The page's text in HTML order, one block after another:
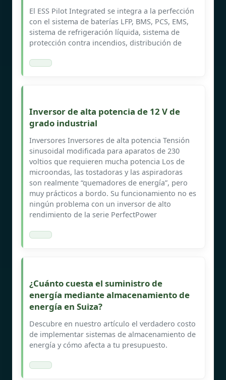
El ESS Pilot Integrated se integra a la perfección
con el sistema de baterías LFP, BMS, PCS, EMS,
sistema de refrigeración líquida, sistema de
protección contra incendios, distribución de
Inversor de alta potencia de 12 V de
grado industrial
Inversores Inversores de alta potencia Tensión
sinusoidal modificada para aparatos de 230
voltios que requieren mucha potencia Los de
microondas, las tostadoras y las aspiradoras
son realmente “quemadores de energía”, pero
muy prácticos a bordo. Su funcionamiento no es
ningún problema con un inversor de alto
rendimiento de la serie PerfectPower
¿Cuánto cuesta el suministro de
energía mediante almacenamiento de
energía en Suiza?
Descubre en nuestro artículo el verdadero costo
de implementar sistemas de almacenamiento de
energía y cómo afecta a tu presupuesto.